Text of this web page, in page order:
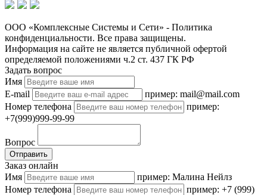
ООО «Комплексные Системы и Сети» - Политика
конфиденциальности. Все права защищены.
Информация на сайте не является публичной офертой
определяемой положениями ч.2 ст. 437 ГК РФ
Задать вопрос
Имя
E-mail
пример: mail@mail.com
Номер телефона
пример:
+7(999)999-99-99
Вопрос
Отправить
Заказ онлайн
Имя
пример: Малина Нейлз
Номер телефона
пример: +7 (999)